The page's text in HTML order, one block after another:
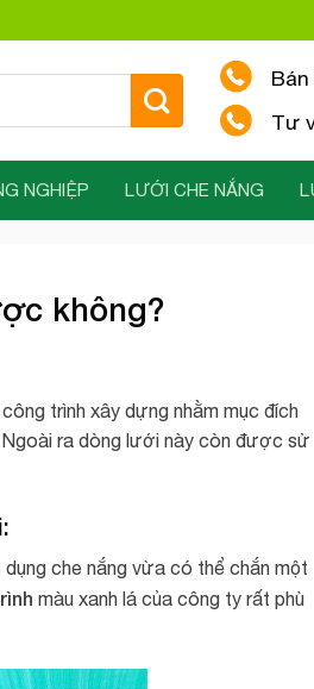
Tư
NGHIỆP LƯỚI CHE NẮNG
không?
trình xây dựng nhằm mục đích
Ngoài ra dòng lưới này còn được sử
che nắng vừa có thể chắn một
màu xanh lá của công ty rất phù